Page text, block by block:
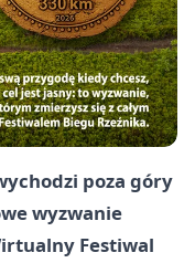
poza góry
wyzwanie
Festiwal